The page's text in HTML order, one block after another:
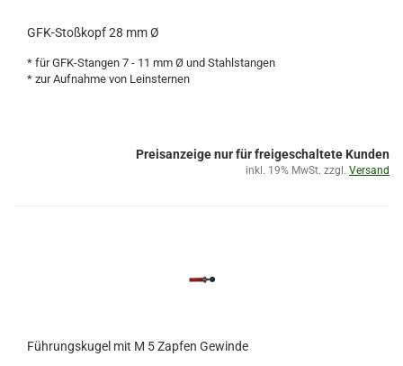
GFK-Stoßkopf 28 mm Ø
* für GFK-Stangen 7 - 11 mm Ø und Stahlstangen
* zur Aufnahme von Leinsternen
Preisanzeige nur für freigeschaltete Kunden
inkl. 19% MwSt. zzgl. Versand
Führungskugel mit M 5 Zapfen Gewinde